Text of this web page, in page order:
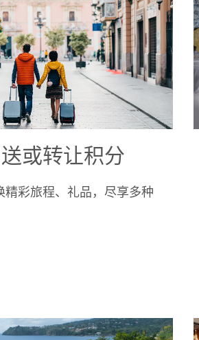
或转让积分
精彩旅程、礼品，尽享多种